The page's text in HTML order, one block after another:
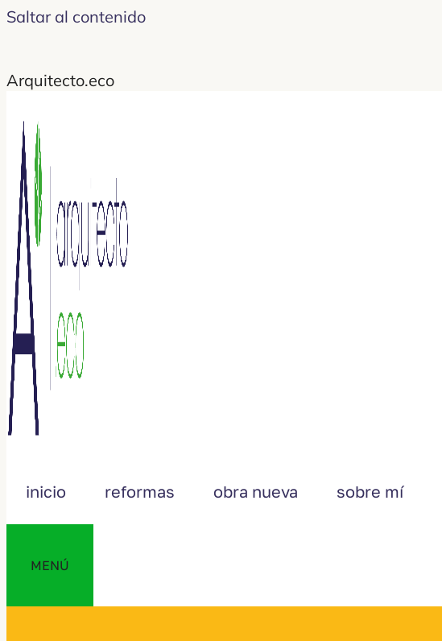
Saltar al contenido
Arquitecto.eco
inicio reformas obra nueva sobre mí
MENÚ